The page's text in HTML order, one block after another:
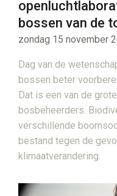
bossen van de
zondag 15 november
Dag van de
bossen beter
Dat is een van de
bosbeheerders.
verschillende
bestand tegen de
klimaatverandering.